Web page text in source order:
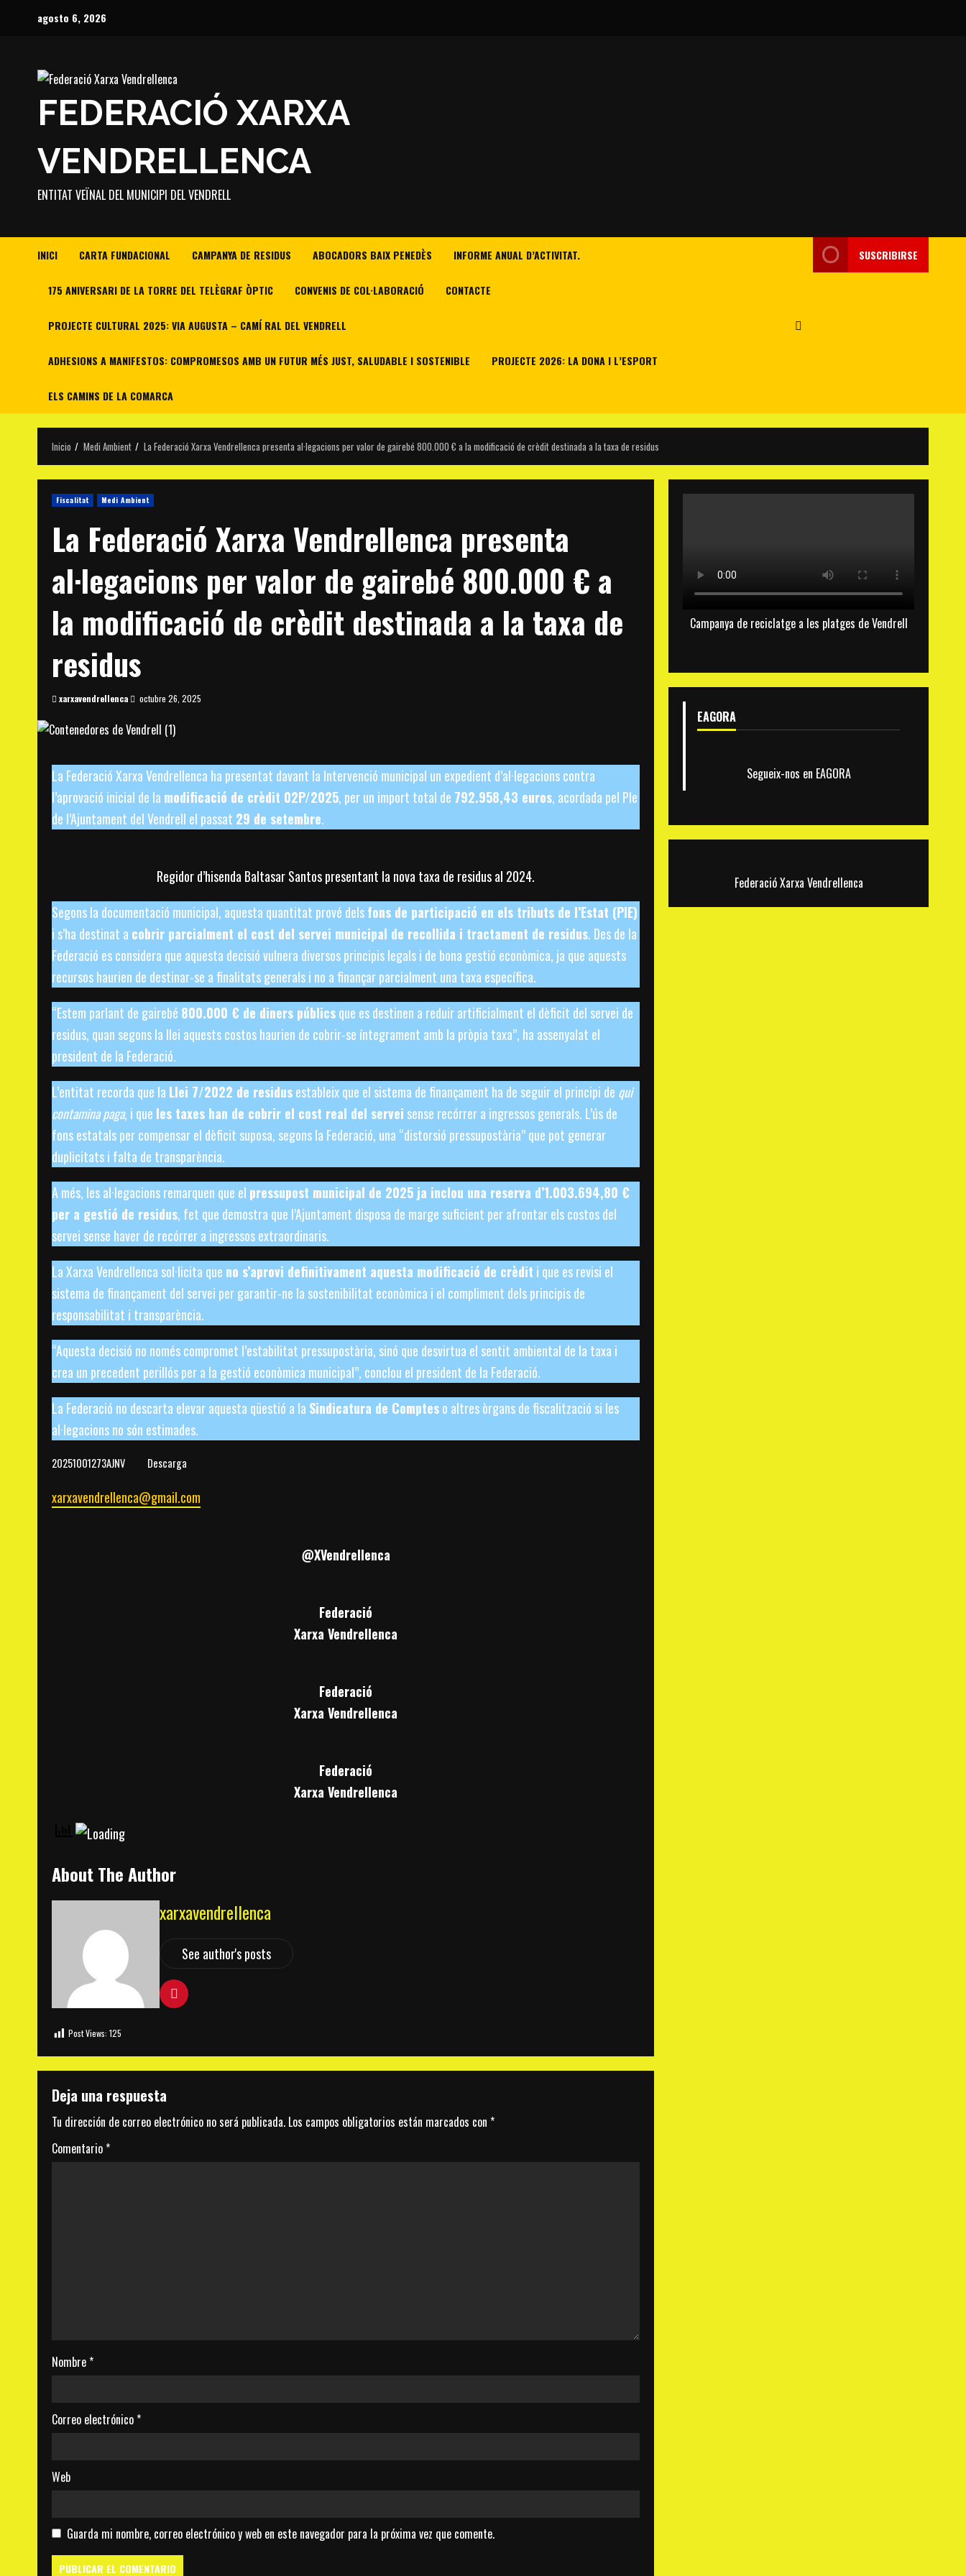
agosto 6, 2026
FEDERACIÓ XARXA
VENDRELLENCA
ENTITAT VEÏNAL DEL MUNICIPI DEL VENDRELL
INICI CARTA FUNDACIONAL CAMPANYA DE RESIDUS ABOCADORS BAIX PENEDÈS INFORME ANUAL D’ACTIVITAT.
175 ANIVERSARI DE LA TORRE DEL TELÈGRAF ÒPTIC CONVENIS DE COL·LABORACIÓ CONTACTE
PROJECTE CULTURAL 2025: VIA AUGUSTA – CAMÍ RAL DEL VENDRELL
ADHESIONS A MANIFESTOS: COMPROMESOS AMB UN FUTUR MÉS JUST, SALUDABLE I SOSTENIBLE PROJECTE 2026: LA DONA I L’ESPORT
ELS CAMINS DE LA COMARCA
SUSCRIBIRSE
Inicio Medi Ambient La Federació Xarxa Vendrellenca presenta al·legacions per valor de gairebé 800.000 € a la modificació de crèdit destinada a la taxa de residus
Fiscalitat Medi Ambient
La Federació Xarxa Vendrellenca presenta
al·legacions per valor de gairebé 800.000 € a
la modificació de crèdit destinada a la taxa de
residus
xarxavendrellenca octubre 26, 2025
La Federació Xarxa Vendrellenca ha presentat davant la Intervenció municipal un expedient d’al·legacions contra
l’aprovació inicial de la modificació de crèdit 02P/2025, per un import total de 792.958,43 euros, acordada pel Ple
de l’Ajuntament del Vendrell el passat 29 de setembre.
Regidor d’hisenda Baltasar Santos presentant la nova taxa de residus al 2024.
Segons la documentació municipal, aquesta quantitat prové delsfons de participació en els tributs de l’Estat (PIE)
i s’ha destinat a cobrir parcialment el cost del servei municipal de recollida i tractament de residus. Des de la
Federació es considera que aquesta decisió vulnera diversos principis legals i de bona gestió econòmica, ja que aquests
recursos haurien de destinar-se a finalitats generals i no a finançar parcialment una taxa específica.
“Estem parlant de gairebé 800.000 € de diners públicsque es destinen a reduir artificialment el dèficit del servei de
residus, quan segons la llei aquests costos haurien de cobrir-se íntegrament amb la pròpia taxa”, ha assenyalat el
president de la Federació.
L’entitat recorda que la Llei 7/2022 de residusestableix que el sistema de finançament ha de seguir el principi de qui
contamina paga, i que les taxes han de cobrir el cost real del servei sense recórrer a ingressos generals. L’ús de
fons estatals per compensar el dèficit suposa, segons la Federació, una “distorsió pressupostària” que pot generar
duplicitats i falta de transparència.
A més, les al·legacions remarquen que el pressupost municipal de 2025 ja inclou una reserva d’1.003.694,80 €
per a gestió de residus, fet que demostra que l’Ajuntament disposa de marge suficient per afrontar els costos del
servei sense haver de recórrer a ingressos extraordinaris.
La Xarxa Vendrellenca sol·licita que no s’aprovi definitivament aquesta modificació de crèdit i que es revisi el
sistema de finançament del servei per garantir-ne la sostenibilitat econòmica i el compliment dels principis de
responsabilitat i transparència.
“Aquesta decisió no només compromet l’estabilitat pressupostària, sinó que desvirtua el sentit ambiental de la taxa i
crea un precedent perillós per a la gestió econòmica municipal”, conclou el president de la Federació.
La Federació no descarta elevar aquesta qüestió a la Sindicatura de Compteso altres òrgans de fiscalització si les
al·legacions no són estimades.
20251001273AJNV Descarga
xarxavendrellenca@gmail.com
@XVendrellenca
Federació
Xarxa Vendrellenca
Federació
Xarxa Vendrellenca
Federació
Xarxa Vendrellenca
About The Author
xarxavendrellenca
See author's posts
Post Views: 125
Deja una respuesta
Tu dirección de correo electrónico no será publicada. Los campos obligatorios están marcados con *
Comentario*
Nombre*
Correo electrónico*
Web
Guarda mi nombre, correo electrónico y web en este navegador para la próxima vez que comente.
Campanya de reciclatge a les platges de Vendrell
EAGORA
Segueix-nos en EAGORA
Federació Xarxa Vendrellenca